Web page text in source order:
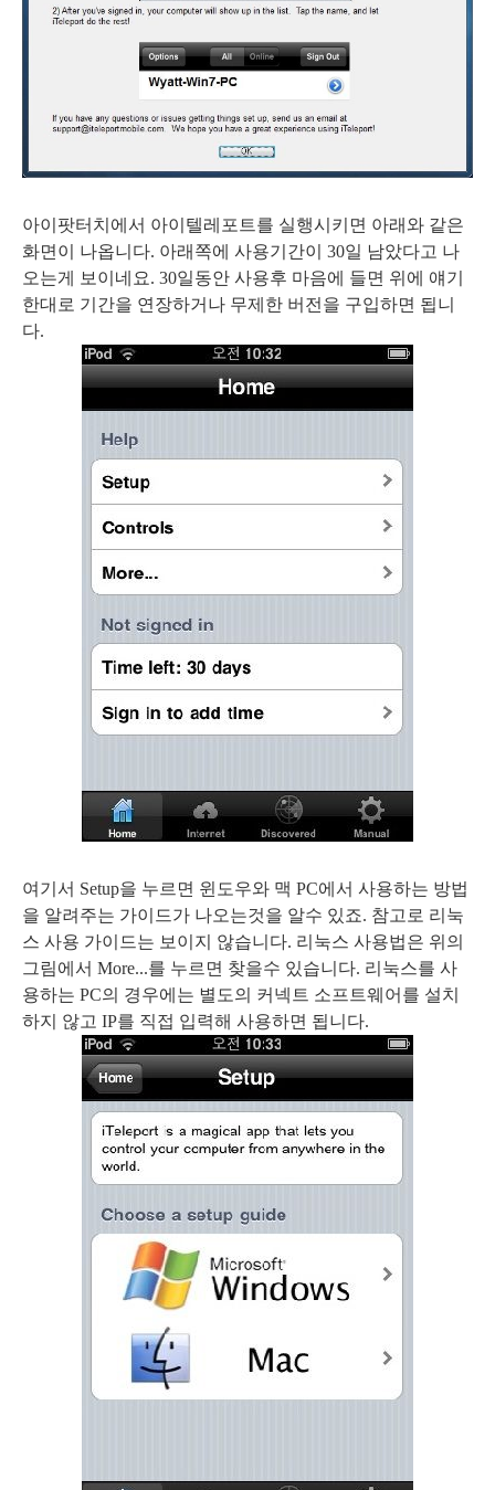
아이팟터치에서 아이텔레포트를 실행시키면 아래와 같은
화면이 나옵니다. 아래쪽에 사용기간이 30일 남았다고 나
오는게 보이네요. 30일동안 사용후 마음에 들면 위에 얘기
한대로 기간을 연장하거나 무제한 버전을 구입하면 됩니
다.
여기서 Setup을 누르면 윈도우와 맥 PC에서 사용하는 방법
을 알려주는 가이드가 나오는것을 알수 있죠. 참고로 리눅
스 사용 가이드는 보이지 않습니다. 리눅스 사용법은 위의
그림에서 More...를 누르면 찾을수 있습니다. 리눅스를 사
용하는 PC의 경우에는 별도의 커넥트 소프트웨어를 설치
하지 않고 IP를 직접 입력해 사용하면 됩니다.